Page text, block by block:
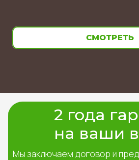
СМОТРЕТЬ
Мы заключаем договор и
2 года
на ваши